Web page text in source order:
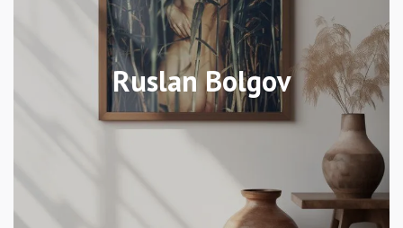
Ruslan Bolgov